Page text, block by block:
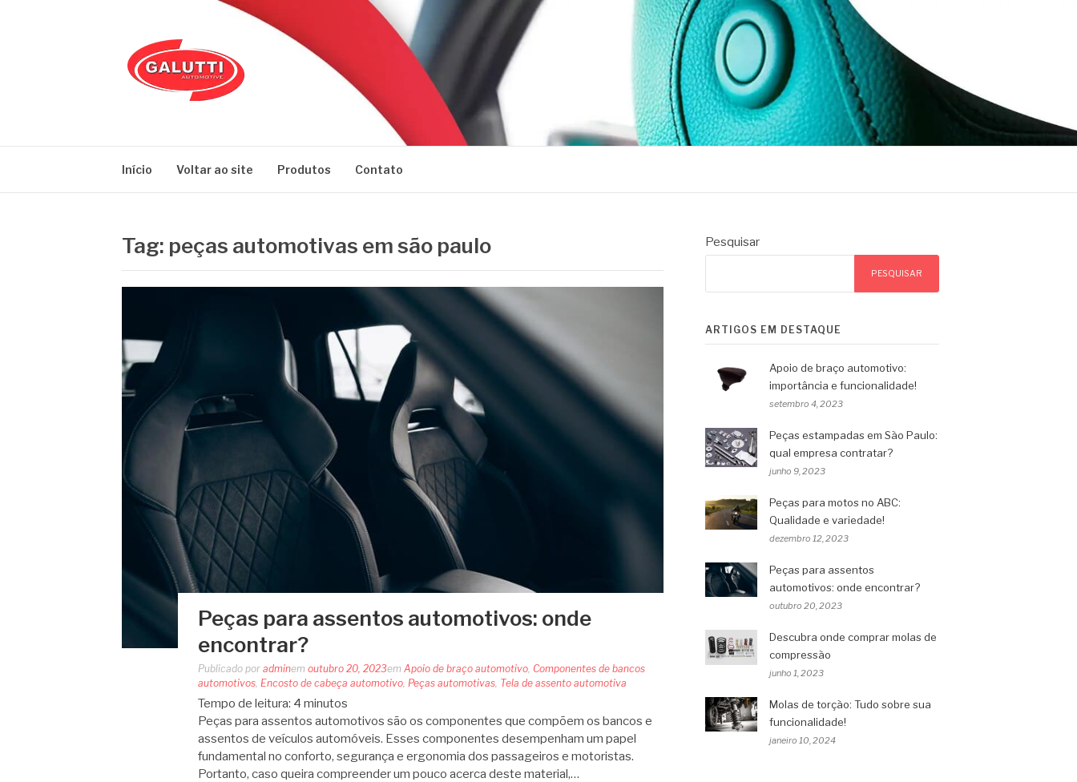
Início Voltar ao site Produtos Contato
Tag: peças automotivas em são paulo
Peças para assentos automotivos: onde
encontrar?
Publicado por adminem outubro 20, 2023em Apoio de braço automotivo, Componentes de bancos
automotivos, Encosto de cabeça automotivo, Peças automotivas, Tela de assento automotiva
Tempo de leitura: 4 minutos
Peças para assentos automotivos são os componentes que compõem os bancos e
assentos de veículos automóveis. Esses componentes desempenham um papel
fundamental no conforto, segurança e ergonomia dos passageiros e motoristas.
Portanto, caso queira compreender um pouco acerca deste material,…
Pesquisar
PESQUISAR
ARTIGOS EM DESTAQUE
Apoio de braço automotivo:
importância e funcionalidade!
setembro 4, 2023
Peças estampadas em São Paulo:
qual empresa contratar?
junho 9, 2023
Peças para motos no ABC:
Qualidade e variedade!
dezembro 12, 2023
Peças para assentos
automotivos: onde encontrar?
outubro 20, 2023
Descubra onde comprar molas de
compressão
junho 1, 2023
Molas de torção: Tudo sobre sua
funcionalidade!
janeiro 10, 2024